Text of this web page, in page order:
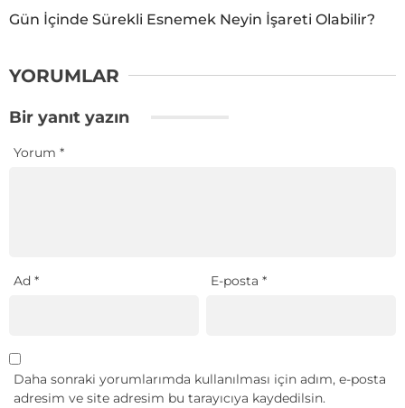
Gün İçinde Sürekli Esnemek Neyin İşareti Olabilir?
YORUMLAR
Bir yanıt yazın
Yorum *
Ad * E-posta*
Daha sonraki yorumlarımda kullanılması için adım, e-posta
adresim ve site adresim bu tarayıcıya kaydedilsin.